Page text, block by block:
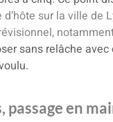
sur la ville de
sans relâche
en